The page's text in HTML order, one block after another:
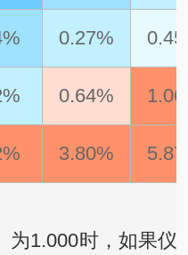
0.27%
0.64%
3.80%
为1.000时，如果